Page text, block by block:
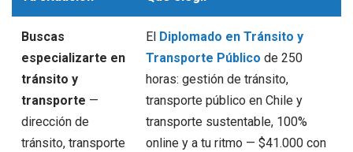
Buscas
especializarte en
tránsito y
transporte —
dirección de
tránsito, transporte
El Diplomado en Tránsito y
Transporte Público de 250
horas: gestión de tránsito,
transporte público en Chile y
transporte sustentable, 100%
online y a tu ritmo — $41.000 con